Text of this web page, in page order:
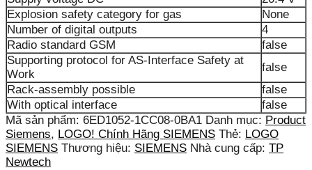
Explosion safety category for gas
None
Number of digital outputs
4
Radio standard GSM
false
Supporting protocol for AS-Interface Safety at
Work
false
Rack-assembly possible
false
With optical interface
false
Mã sản phẩm: 6ED1052-1CC08-0BA1 Danh mục: Product
Siemens, LOGO! Chính Hãng SIEMENS Thẻ: LOGO
SIEMENS Thương hiệu: SIEMENS Nhà cung cấp: TP
Newtech